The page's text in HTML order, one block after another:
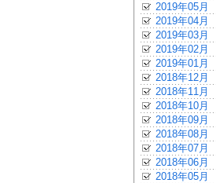
2019年05月
2019年04月
2019年03月
2019年02月
2019年01月
2018年12月
2018年11月
2018年10月
2018年09月
2018年08月
2018年07月
2018年06月
2018年05月